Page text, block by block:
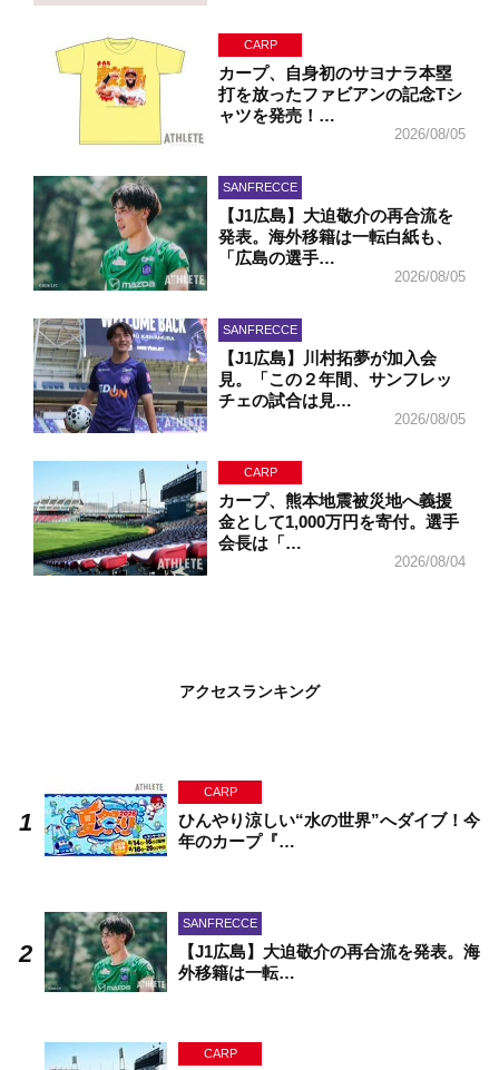
CARP
カープ、自身初のサヨナラ本塁
打を放ったファビアンの記念Tシ
ャツを発売！…
2026/08/05
SANFRECCE
【J1広島】大迫敬介の再合流を
発表。海外移籍は一転白紙も、
「広島の選手…
2026/08/05
SANFRECCE
【J1広島】川村拓夢が加入会
見。「この２年間、サンフレッ
チェの試合は見…
2026/08/05
CARP
カープ、熊本地震被災地へ義援
金として1,000万円を寄付。選手
会長は「…
2026/08/04
アクセスランキング
CARP
ひんやり涼しい“水の世界”へダイブ！今
年のカープ『…
SANFRECCE
【J1広島】大迫敬介の再合流を発表。海
外移籍は一転…
CARP